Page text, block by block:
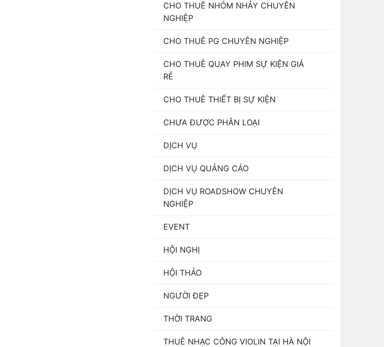
CHO THUÊ NHÓM NHẢY CHUYÊN
NGHIỆP
CHO THUÊ PG CHUYÊN NGHIỆP
CHO THUÊ QUAY PHIM SỰ KIỆN GIÁ
RẺ
CHO THUÊ THIẾT BỊ SỰ KIỆN
CHƯA ĐƯỢC PHÂN LOẠI
DỊCH VỤ
DỊCH VỤ QUẢNG CÁO
DỊCH VỤ ROADSHOW CHUYÊN
NGHIỆP
EVENT
HỘI NGHỊ
HỘI THẢO
NGƯỜI ĐẸP
THỜI TRANG
THUÊ NHẠC CÔNG VIOLIN TẠI HÀ NỘI